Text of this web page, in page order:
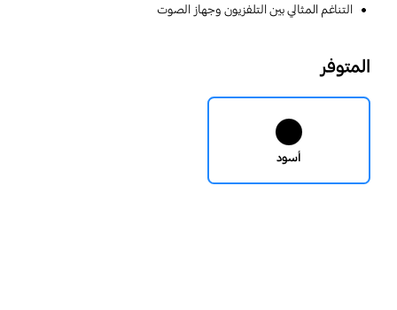
التناغم المثالي بين التلفزيون وجهاز الصوت
المتوفر
أسود